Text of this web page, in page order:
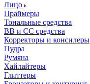
Лицо
Праймеры
Тональные средства
ВВ и СС средства
Корректоры и консилеры
Пудра
Румяна
Хайлайтеры
Глиттеры